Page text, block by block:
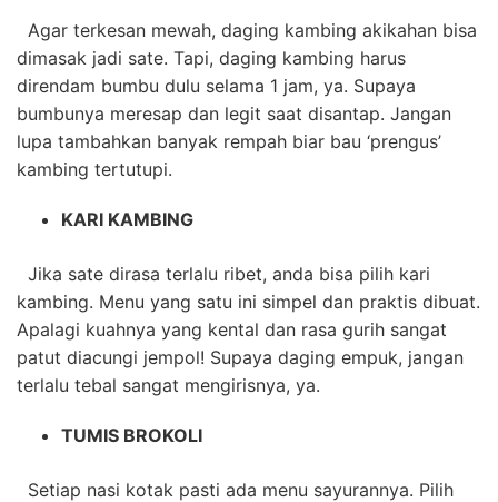
Agar terkesan mewah, daging kambing akikahan bisa
dimasak jadi sate. Tapi, daging kambing harus
direndam bumbu dulu selama 1 jam, ya. Supaya
bumbunya meresap dan legit saat disantap. Jangan
lupa tambahkan banyak rempah biar bau ‘prengus’
kambing tertutupi.
KARI KAMBING
Jika sate dirasa terlalu ribet, anda bisa pilih kari
kambing. Menu yang satu ini simpel dan praktis dibuat.
Apalagi kuahnya yang kental dan rasa gurih sangat
patut diacungi jempol! Supaya daging empuk, jangan
terlalu tebal sangat mengirisnya, ya.
TUMIS BROKOLI
Setiap nasi kotak pasti ada menu sayurannya. Pilih